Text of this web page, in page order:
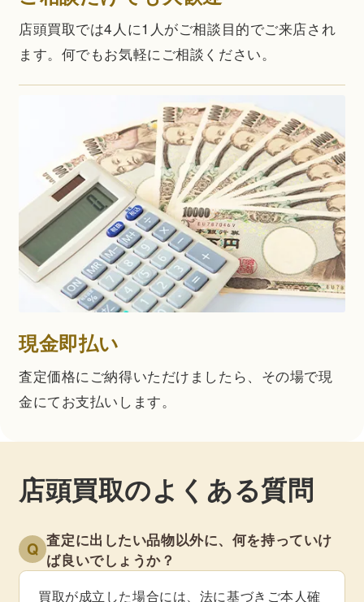
店頭買取では4人に1人がご相談目的でご来店され
ます。何でもお気軽にご相談ください。
現金即払い
査定価格にご納得いただけましたら、その場で現
金にてお支払いします。
店頭買取のよくある質問
Q 査定に出したい品物以外に、何を持っていけ
ば良いでしょうか？
買取が成立した場合には、法に基づきご本人確